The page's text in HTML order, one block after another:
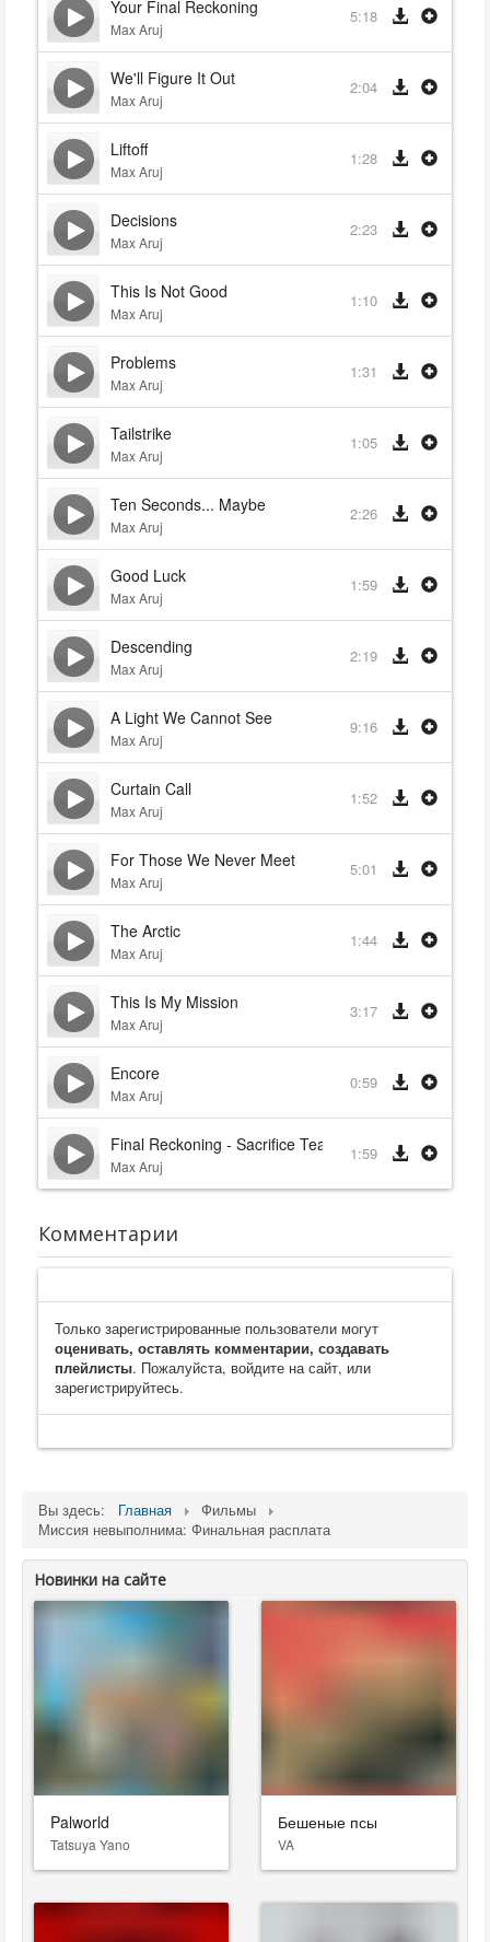
Your Final Reckoning
Max Aruj
5:18
We'll Figure It Out
Max Aruj
2:04
Liftoff
Max Aruj
1:28
Decisions
Max Aruj
2:23
This Is Not Good
Max Aruj
1:10
Problems
Max Aruj
1:31
Tailstrike
Max Aruj
1:05
Ten Seconds... Maybe
Max Aruj
2:26
Good Luck
Max Aruj
1:59
Descending
Max Aruj
2:19
A Light We Cannot See
Max Aruj
9:16
Curtain Call
Max Aruj
1:52
For Those We Never Meet
Max Aruj
5:01
The Arctic
Max Aruj
1:44
This Is My Mission
Max Aruj
3:17
Encore
Max Aruj
0:59
Final Reckoning - Sacrifice Teaser
Max Aruj
1:59
Комментарии
Только зарегистрированные пользователи могут
оценивать, оставлять комментарии, создавать
плейлисты. Пожалуйста, войдите на сайт, или
зарегистрируйтесь.
Вы здесь: Главная
Фильмы
Миссия невыполнима: Финальная расплата
Новинки на сайте
Palworld
Tatsuya Yano
Бешеные псы
VA